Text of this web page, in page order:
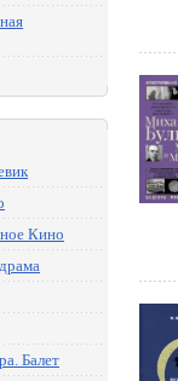
Кино
Балет